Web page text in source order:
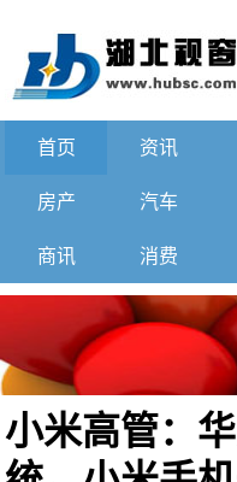
首页 资讯
房产 汽车
商讯 消费
小米高管：